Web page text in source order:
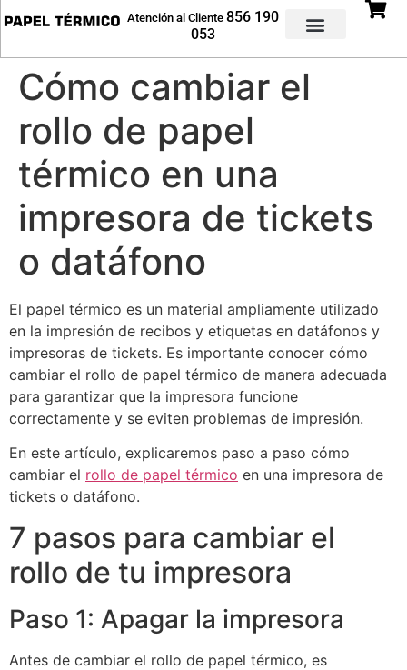
Atención al Cliente856 190
053
Cómo cambiar el
rollo de papel
térmico en una
impresora de tickets
o datáfono
El papel térmico es un material ampliamente utilizado
en la impresión de recibos y etiquetas en datáfonos y
impresoras de tickets. Es importante conocer cómo
cambiar el rollo de papel térmico de manera adecuada
para garantizar que la impresora funcione
correctamente y se eviten problemas de impresión.
En este artículo, explicaremos paso a paso cómo
cambiar el rollo de papel térmico en una impresora de
tickets o datáfono.
7 pasos para cambiar el
rollo de tu impresora
Paso 1: Apagar la impresora
Antes de cambiar el rollo de papel térmico, es